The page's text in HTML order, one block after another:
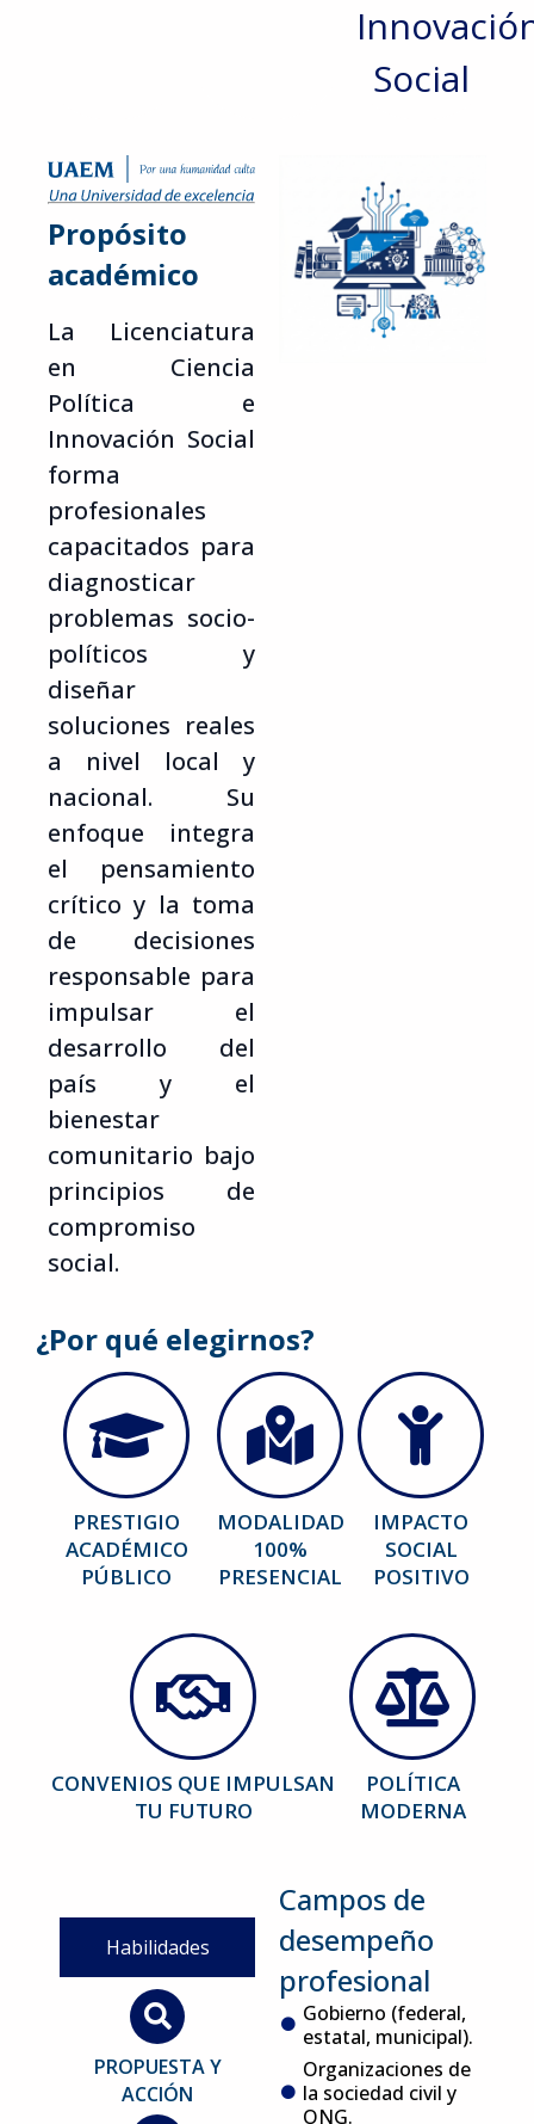
Social
Propósito
académico
La Licenciatura
en Ciencia
Política e
Innovación Social
forma
profesionales
capacitados para
diagnosticar
problemas socio-
políticos y
diseñar
soluciones reales
a nivel local y
nacional. Su
enfoque integra
el pensamiento
crítico y la toma
de decisiones
responsable para
impulsar el
desarrollo del
país y el
bienestar
comunitario bajo
principios de
compromiso
social.
¿Por qué elegirnos?
PRESTIGIO
ACADÉMICO
PÚBLICO
MODALIDAD
100%
PRESENCIAL
IMPACTO
SOCIAL
POSITIVO
CONVENIOS QUE IMPULSAN
TU FUTURO
POLÍTICA
MODERNA
Habilidades
PROPUESTA Y
ACCIÓN
Campos de
desempeño
profesional
Gobierno (federal,
estatal, municipal).
Organizaciones de
la sociedad civil y
ONG.